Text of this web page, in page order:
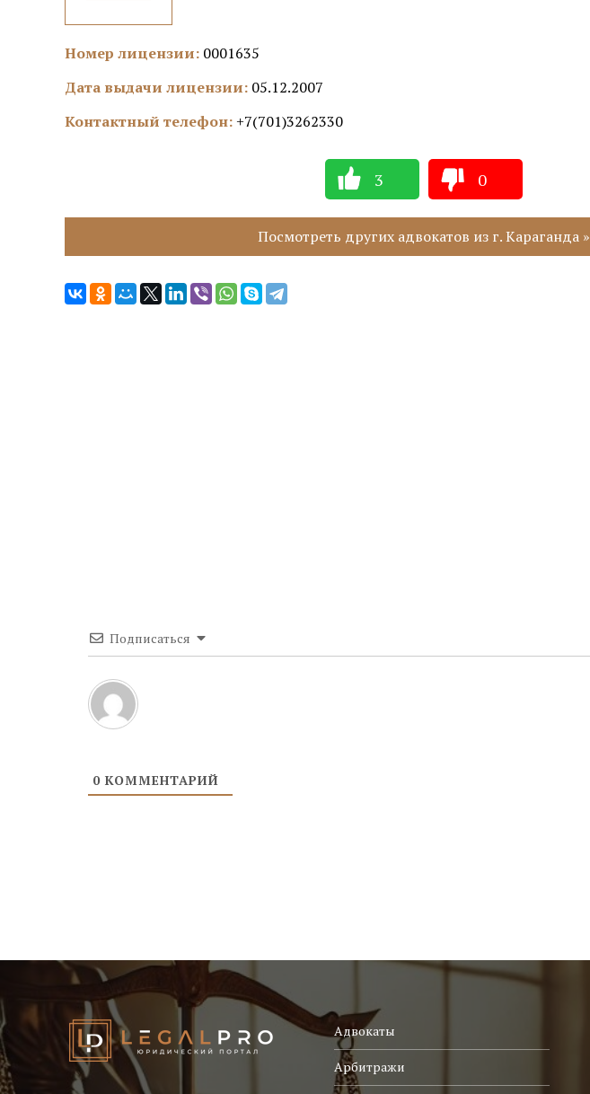
Номер лицензии: 0001635
Дата выдачи лицензии: 05.12.2007
Контактный телефон: +7(701)3262330
3 0
Посмотреть других адвокатов из г. Караганда »
Подписаться
0 КОММЕНТАРИЙ
Адвокаты
Арбитражи